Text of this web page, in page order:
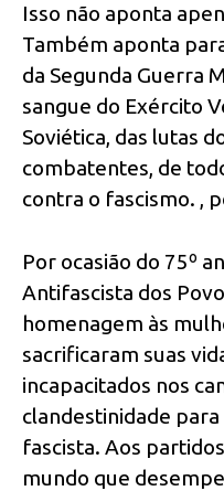
Isso não aponta
Também aponta
da Segunda Guerra
sangue do Exército
Soviética, das lutas
combatentes, de
contra o fascismo. ,
Por ocasião do 75º
Antifascista dos
homenagem às
sacrificaram suas
incapacitados nos
clandestinidade
fascista. Aos
mundo que